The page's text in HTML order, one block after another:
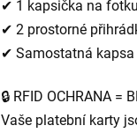
✔ 1 kapsička na
✔ 2 prostorné
✔ Samostatná
🔒 RFID OCHRANA =
Vaše platební karty